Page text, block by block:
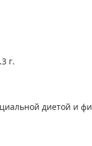
г.
диетой и